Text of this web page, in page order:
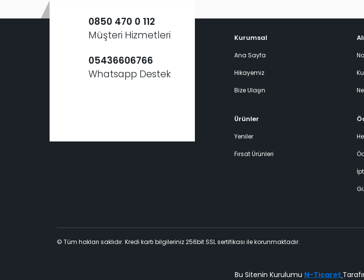
0850 470 0 112
Müşteri Hizmetleri
05436606766
Whatsapp Destek
Kurumsal
Ana Sayfa
Hikayemiz
Bize Ulaşın
Ürünler
Yeniler
Fırsat Ürünleri
© Tüm hakları saklıdır. Kredi kartı bilgileriniz 256bit SSL sertifikası ile korunmaktadır.
Bu Sitenin Kurulumu N-Ticaret